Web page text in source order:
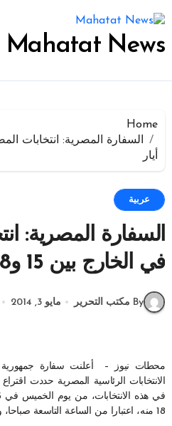
إلى
المحتوى
Mahatat News
Home
أيار
عربية
السفارة المصرية:
في الخارج بين 15 و18 أيار
By مكتب التحرير مايو 3, 2014
محطات نيوز – أعلنت سفارة جمهورية مصر العربية في بيروت أن لجنة
الانتخابات الرئاسية المصرية حددت
18 منه، اعتبارا من الساعة التاسعة صباحا، وحتى الساعة التاسعة مساء”.